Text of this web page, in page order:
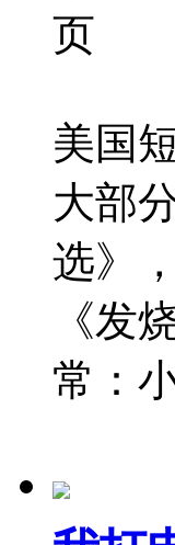
页
美国
大部
选》
《发
常：